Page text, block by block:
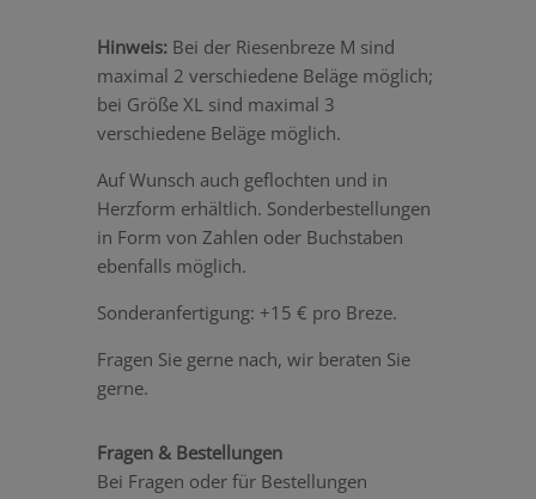
Hinweis:Bei der Riesenbreze M sind
maximal 2 verschiedene Beläge möglich;
bei Größe XL sind maximal 3
verschiedene Beläge möglich.
Auf Wunsch auch geflochten und in
Herzform erhältlich. Sonderbestellungen
in Form von Zahlen oder Buchstaben
ebenfalls möglich.
Sonderanfertigung: +15 € pro Breze.
Fragen Sie gerne nach, wir beraten Sie
gerne.
Fragen & Bestellungen
Bei Fragen oder für Bestellungen